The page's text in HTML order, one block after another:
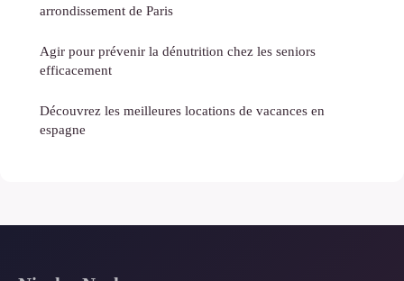
arrondissement de Paris
Agir pour prévenir la dénutrition chez les seniors
efficacement
Découvrez les meilleures locations de vacances en
espagne